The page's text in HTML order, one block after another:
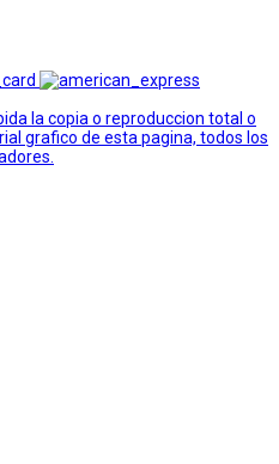
la copia o reproduccion total o
grafico de esta pagina, todos los